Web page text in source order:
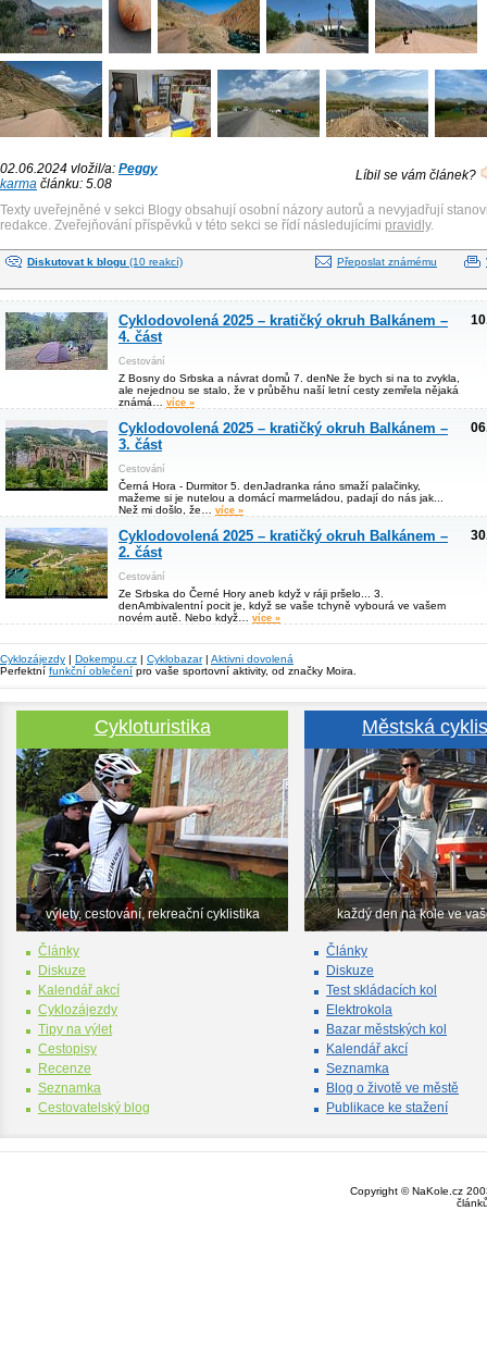
02.06.2024 vložil/a: Peggy
karma článku: 5.08
Líbil se vám článek?
Texty uveřejněné v sekci Blogy obsahují osobní názory autorů a nevyjadřují
redakce. Zveřejňování příspěvků v této sekci se řídí následujícími pravidly.
Diskutovat k blogu (10 reakcí) Přeposlat známému
Cyklodovolená 2025 – kratičký okruh Balkánem –
4. část
Cestování
Z Bosny do Srbska a návrat domů 7. denNe že bych si na to zvykla,
ale nejednou se stalo, že v průběhu naší letní cesty zemřela nějaká
známá… více »
Cyklodovolená 2025 – kratičký okruh Balkánem –
3. část
Cestování
Černá Hora - Durmitor 5. denJadranka ráno smaží palačinky,
mažeme si je nutelou a domácí marmeládou, padají do nás jak...
Než mi došlo, že… více »
Cyklodovolená 2025 – kratičký okruh Balkánem –
2. část
Cestování
Ze Srbska do Černé Hory aneb když v ráji pršelo... 3.
denAmbivalentní pocit je, když se vaše tchyně vybourá ve vašem
novém autě. Nebo když… více »
Cyklozájezdy | Dokempu.cz | Cyklobazar| Aktivni dovolená
Perfektní funkční oblečení pro vaše sportovní aktivity, od značky Moira.
Cykloturistika
výlety, cestování, rekreační cyklistika
Články
Diskuze
Kalendář akcí
Cyklozájezdy
Tipy na výlet
Cestopisy
Recenze
Seznamka
Cestovatelský blog
Městská
každý den na kole ve
Články
Diskuze
Test skládacích kol
Elektrokola
Bazar městských kol
Kalendář akcí
Seznamka
Blog o životě ve městě
Publikace ke stažení
Copyright © NaKole.cz